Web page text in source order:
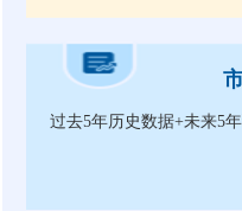
过去5年历史数据+未来5